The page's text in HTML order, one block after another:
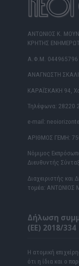
ΑΝΤΩΝΙΟΣ Κ.
ΚΡΗΤΗΣ
Α.Φ.Μ. 044965796
ΑΝΑΓΝΩΣΤΗ
ΚΑΡΑΪΣΚΑΚΗ 94,
Τηλέφωνα: 28220
e-mail:
ΑΡΙΘΜΟΣ ΓΕΜΗ:
Νόμιμος
Διευθυντής
Διαχειριστής και
τομέα: ΑΝΤΩΝΙΟΣ
Δήλωση
(ΕΕ) 2018/334
Η ατομική
ότι η ίδια και ο